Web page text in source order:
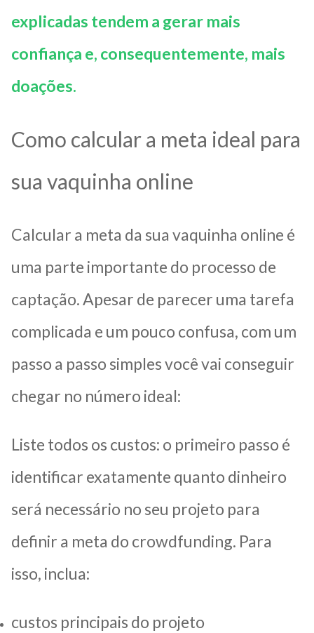
explicadas tendem a gerar mais
confiança e, consequentemente, mais
doações.
Como calcular a meta ideal para
sua vaquinha online
Calcular a meta da sua vaquinha online é
uma parte importante do processo de
captação. Apesar de parecer uma tarefa
complicada e um pouco confusa, com um
passo a passo simples você vai conseguir
chegar no número ideal:
Liste todos os custos: o primeiro passo é
identificar exatamente quanto dinheiro
será necessário no seu projeto para
definir a meta do crowdfunding. Para
isso, inclua:
custos principais do projeto